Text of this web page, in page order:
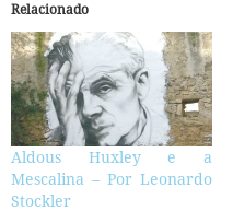
Relacionado
Aldous Huxley e a
Mescalina – Por Leonardo
Stockler